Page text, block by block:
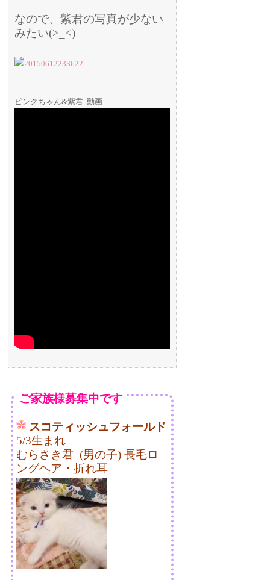
なので、紫君の写真が少ない
みたい(>_<)
ピンクちゃん&紫君 動画
ご家族様募集中です
スコティッシュフォールド
5/3生まれ
むらさき君 (男の子) 長毛ロ
ングヘア・折れ耳